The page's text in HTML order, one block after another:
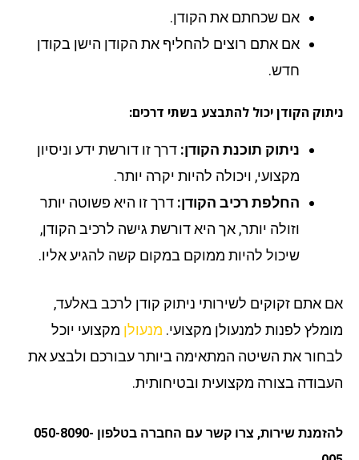
אם שכחתם את הקודן.
אם אתם רוצים להחליף את הקודן הישן בקודן
חדש.
הקודן יכול להתבצע בשתי דרכים:
ניתוק תוכנת הקודן:דרך זו דורשת ידע וניסיון
מקצועי, ויכולה להיות יקרה יותר.
החלפת רכיב הקודן:דרך זו היא פשוטה יותר
וזולה יותר, אך היא דורשת גישה לרכיב הקודן,
שיכול להיות ממוקם במקום קשה להגיע אליו.
אתם זקוקים לשירותי ניתוק קודן לרכב באלעד,
לפנות למנעולן מקצועי.מנעולןמקצועי יוכל
את השיטה המתאימה ביותר עבורכם ולבצע את
בצורה מקצועית ובטיחותית.
להזמנת שירות, צרו קשר עם החברה בטלפון 050-8090-